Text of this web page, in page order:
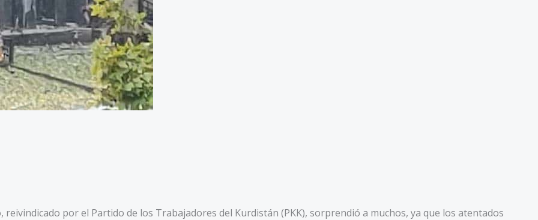
por el Partido de los Trabajadores del Kurdistán (PKK), sorprendió a muchos, ya que los atentados